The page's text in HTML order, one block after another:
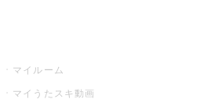
マイルーム
マイうたスキ動画